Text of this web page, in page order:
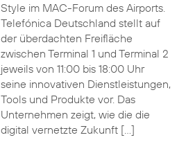
Style im MAC-Forum des Airports.
Telefónica Deutschland stellt auf
der überdachten Freifläche
zwischen Terminal 1 und Terminal 2
jeweils von 11:00 bis 18:00 Uhr
seine innovativen Dienstleistungen,
Tools und Produkte vor. Das
Unternehmen zeigt, wie die die
digital vernetzte Zukunft […]